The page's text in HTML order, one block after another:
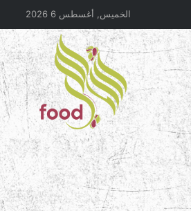
الخميس, أغسطس 6 2026